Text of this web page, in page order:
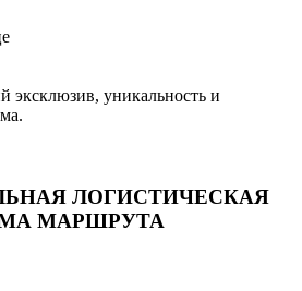
эксклюзив, уникальность и
ЛОГИСТИЧЕСКАЯ
МАРШРУТА